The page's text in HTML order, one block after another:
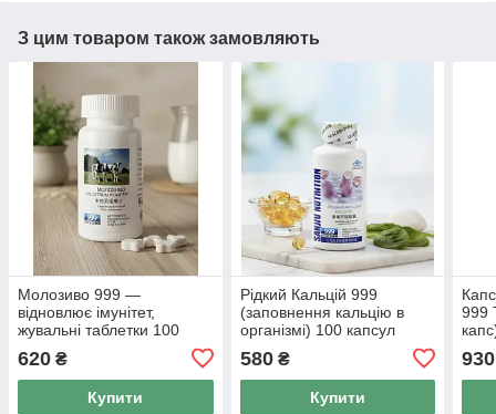
З цим товаром також замовляють
Молозиво 999 —
відновлює імунітет,
жувальні таблетки 100
620 ₴
Купити
Рідкий Кальцій 999
(заповнення кальцію в
організмі) 100 капсул
580₴
Купити
999
930